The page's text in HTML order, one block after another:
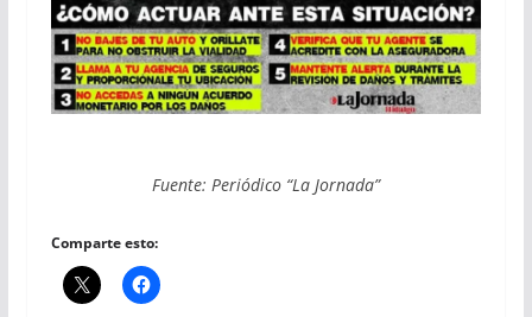
Fuente: Periódico “La Jornada”
Comparte esto: